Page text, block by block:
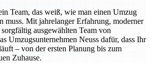
Team, das weiß, wie man einen Umzug
muss. Mit jahrelanger Erfahrung, moderner
ausgewählten Team von
Umzugsunternehmen Neuss dafür, dass Ihr
– von der ersten Planung bis zum
Zuhause.